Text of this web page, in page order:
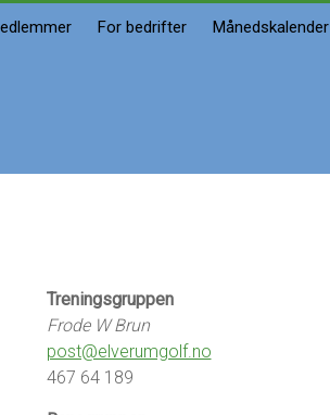
For bedrifter Månedskalender
Treningsgruppen
Frode W Brun
post@elverumgolf.no
467 64 189